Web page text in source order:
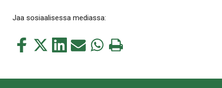
Jaa sosiaalisessa mediassa:
Jaa
Jaa
Jaa Jaa Jaa Tulosta